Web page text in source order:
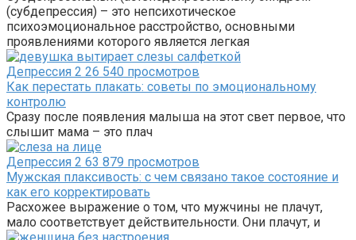
(субдепрессия) – это непсихотическое
психоэмоциональное расстройство, основными
проявлениями которого является легкая
Депрессия 2 26 540 просмотров
Как перестать плакать: советы по эмоциональному
контролю
Сразу после появления малыша на этот свет первое, что
слышит мама – это плач
Депрессия 2 63 879 просмотров
Мужская плаксивость: с чем связано такое состояние и
как его корректировать
Расхожее выражение о том, что мужчины не плачут,
мало соответствует действительности. Они плачут, и